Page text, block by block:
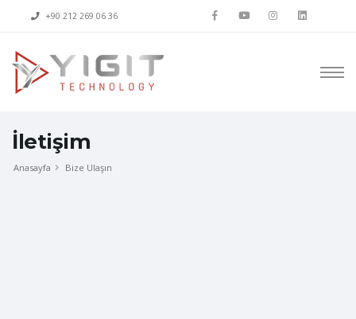
+90 212 269 06 36
İletişim
Anasayfa Bize Ulaşın